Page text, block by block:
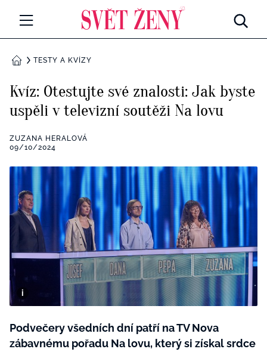
Všechny kategorie
RETROHUBKY
PSYCHOLOGIE
Všechny kategorie
Seberozvoj
ZDRAVÍ
Všechny kategorie
Životní styl
ZÁBAVA
Všechny kategorie
Testy a kvízy
BYDLENÍ
Všechny kategorie
Rady a tipy
BurdaMedia
Extra
SVĚT ŽENY - 599 KČ
ROČNÍ PŘEDPLATNÉ SVĚT ŽENY +
SADA PRODUKTŮ MANA (10 ks)
DOMŮTESTY A KVÍZY
Kvíz: Otestujte své znalosti: Jak byste
uspěli v televizní soutěži Na lovu
ZUZANA HERALOVÁ
09/10/2024
Podvečery všedních dní patří na TV Nova
zábavnému pořadu Na lovu, který si získal srdce